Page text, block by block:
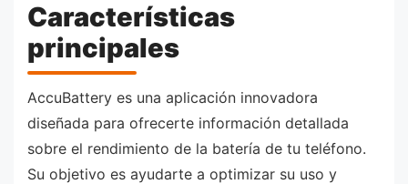
Características
principales
AccuBattery es una aplicación innovadora
diseñada para ofrecerte información detallada
sobre el rendimiento de la batería de tu teléfono.
Su objetivo es ayudarte a optimizar su uso y